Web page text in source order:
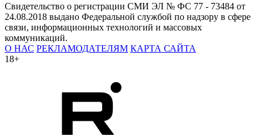
Свидетельство о регистрации СМИ ЭЛ № ФС 77 - 73484 от
24.08.2018 выдано Федеральной службой по надзору в сфере
связи, информационных технологий и массовых
коммуникаций.
О НАС РЕКЛАМОДАТЕЛЯМ КАРТА САЙТА
18+